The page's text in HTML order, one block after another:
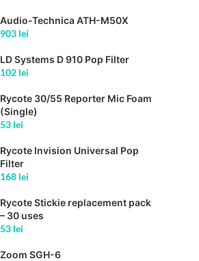
Audio-Technica ATH-M50X
903 lei
LD Systems D 910 Pop Filter
102 lei
Rycote 30/55 Reporter Mic Foam
(Single)
53 lei
Rycote Invision Universal Pop
Filter
168 lei
Rycote Stickie replacement pack
– 30 uses
53 lei
Zoom SGH-6